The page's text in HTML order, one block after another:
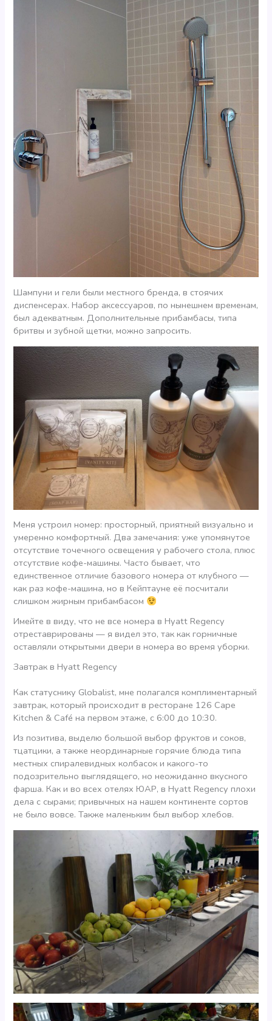
Шампуни и гели были местного бренда, в стоячих
диспенсерах. Набор аксессуаров, по нынешнем временам,
был адекватным. Дополнительные прибамбасы, типа
бритвы и зубной щетки, можно запросить.
Меня устроил номер: просторный, приятный визуально и
умеренно комфортный. Два замечания: уже упомянутое
отсутствие точечного освещения у рабочего стола, плюс
отсутствие кофе-машины. Часто бывает, что
единственное отличие базового номера от клубного —
как раз кофе-машина, но в Кейптауне её посчитали
слишком жирным прибамбасом
Имейте в виду, что не все номера в Hyatt Regency
отреставрированы — я видел это, так как горничные
оставляли открытыми двери в номера во время уборки.
Завтрак в Hyatt Regency
Как статуснику Globalist, мне полагался комплиментарный
завтрак, который происходит в ресторане 126 Cape
Kitchen & Café на первом этаже, с 6:00 до 10:30.
Из позитива, выделю большой выбор фруктов и соков,
тцатцики, а также неординарные горячие блюда типа
местных спиралевидных колбасок и какого-то
подозрительно выглядящего, но неожиданно вкусного
фарша. Как и во всех отелях ЮАР, в Hyatt Regency плохи
дела с сырами; привычных на нашем континенте сортов
не было вовсе. Также маленьким был выбор хлебов.